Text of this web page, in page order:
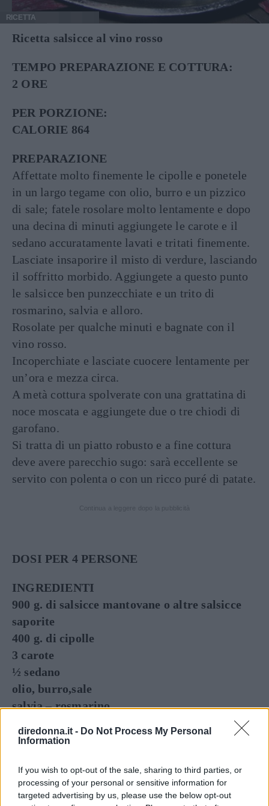
diredonna.it - Do Not Process My Personal
Information
If you wish to opt-out of the sale, sharing to third parties, or
processing of your personal or sensitive information for
targeted advertising by us, please use the below opt-out
RICETTA
Ricetta salsicce al vino rosso
TEMPO PREPARAZIONE E COTTURA:
2 ORE
PER PORZIONE:
CALORIE 864
PREPARAZIONE
Affettate molto finemente le cipolle e ponetele
in un largo tegame con olio, burro e un pizzico
di sale; fatele rosolare molto lentamente e dopo
una decina di minuti aggiungete le carote e il
sedano accuratamente lavati e tritati finemente.
Lasciate insaporire il misto di verdure, lasciando
il soffritto morbido. Aggiungete a questo punto
le salsicce ben punzecchiate e un trito di
rosmarino, salvia e alloro.
Rosolate per qualche minuti e bagnate con il
vino rosso.
Incoperchiate e lasciate cuocere lentamente per
un’ora e mezza circa.
A metà cottura spolverate con una grattatina di
noce moscata e aggiungete due o tre chiodi di
garofano.
Si tratta di un piatto robusto e a fine cottura
deve avere parecchio sugo: sarà eccellente se
servito con polenta o con un ricco puré di patate.
DOSI PER 4 PERSONE
INGREDIENTI
900 g. di salsicce mantovane o altre salsicce
saporite
400 g. di cipolle
3 carote
½ sedano
olio, burro,sale
salvia – rosmarino
alloro – noce moscata
corposo
VINI CONSIGLIATI